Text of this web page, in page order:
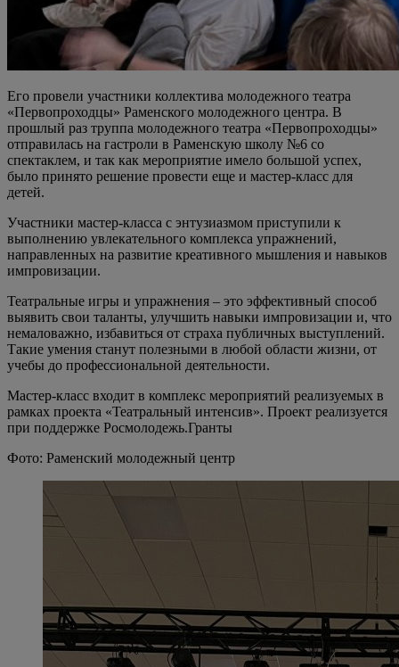
Его провели участники коллектива молодежного театра
«Первопроходцы» Раменского молодежного центра. В
прошлый раз труппа молодежного театра «Первопроходцы»
отправилась на гастроли в Раменскую школу №6 со
спектаклем, и так как мероприятие имело большой успех,
было принято решение провести еще и мастер-класс для
детей.
Участники мастер-класса с энтузиазмом приступили к
выполнению увлекательного комплекса упражнений,
направленных на развитие креативного мышления и навыков
импровизации.
Театральные игры и упражнения – это эффективный способ
выявить свои таланты, улучшить навыки импровизации и, что
немаловажно, избавиться от страха публичных выступлений.
Такие умения станут полезными в любой области жизни, от
учебы до профессиональной деятельности.
Мастер-класс входит в комплекс мероприятий реализуемых в
рамках проекта «Театральный интенсив». Проект реализуется
при поддержке Росмолодежь.Гранты
Фото: Раменский молодежный центр